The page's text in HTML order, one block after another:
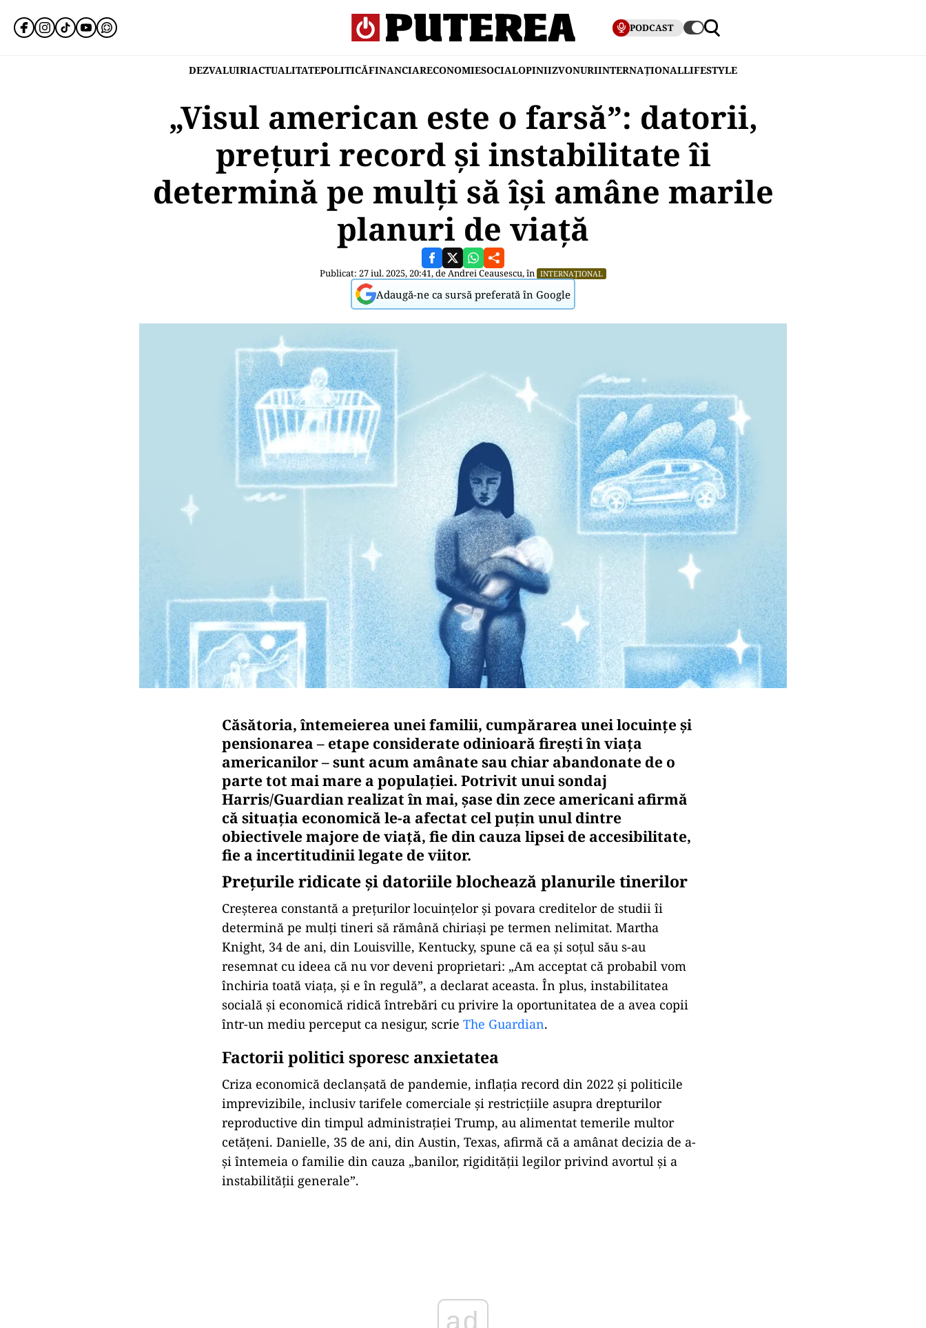
PODCAST
DEZVALUIRIACTUALITATEPOLITICĂFINANCIARECONOMIESOCIALOPINIIZVONURIINTERNAȚIONALLIFESTYLE
„Visul american este o farsă”: datorii,
prețuri record și instabilitate îi
determină pe mulți să își amâne marile
planuri de viață
Publicat: 27 iul. 2025, 20:41, deAndrei Ceausescu, în INTERNAȚIONAL
Adaugă-ne ca sursă preferată în Google
Căsătoria, întemeierea unei familii, cumpărarea unei locuințe și
pensionarea – etape considerate odinioară firești în viața
americanilor – sunt acum amânate sau chiar abandonate de o
parte tot mai mare a populației. Potrivit unui sondaj
Harris/Guardian realizat în mai, șase din zece americani afirmă
că situația economică le-a afectat cel puțin unul dintre
obiectivele majore de viață, fie din cauza lipsei de accesibilitate,
fie a incertitudinii legate de viitor.
Prețurile ridicate și datoriile blochează planurile tinerilor
Creșterea constantă a prețurilor locuințelor și povara creditelor de studii îi
determină pe mulți tineri să rămână chiriași pe termen nelimitat. Martha
Knight, 34 de ani, din Louisville, Kentucky, spune că ea și soțul său s-au
resemnat cu ideea că nu vor deveni proprietari: „Am acceptat că probabil vom
închiria toată viața, și e în regulă”, a declarat aceasta. În plus, instabilitatea
socială și economică ridică întrebări cu privire la oportunitatea de a avea copii
într-un mediu perceput ca nesigur, scrie The Guardian.
Factorii politici sporesc anxietatea
Criza economică declanșată de pandemie, inflația record din 2022 și politicile
imprevizibile, inclusiv tarifele comerciale și restricțiile asupra drepturilor
reproductive din timpul administrației Trump, au alimentat temerile multor
cetățeni. Danielle, 35 de ani, din Austin, Texas, afirmă că a amânat decizia de a-
și întemeia o familie din cauza „banilor, rigidității legilor privind avortul și a
instabilității generale”.